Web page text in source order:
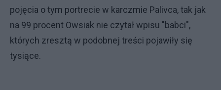
pojęcia o tym portrecie w karczmie Palivca, tak jak
na 99 procent Owsiak nie czytał wpisu "babci",
których zresztą w podobnej treści pojawiły się
tysiące.